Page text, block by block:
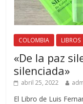
COLOMBIA LIBROS
«De la paz
silenciada»
abril 25, 2022
El Libro de Luis